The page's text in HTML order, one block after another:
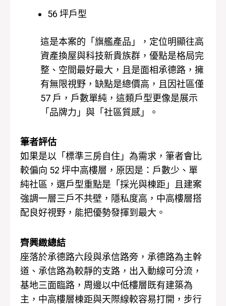
56 坪戶型
這是本案的「旗艦產品」，定位明顯往高
資產換屋與科技新貴族群，優點是格局完
整、空間最好最大，且是面相承德路，擁
有無限視野，缺點是總價高，且因社區僅
57 戶，戶數單純，這類戶型更像是展示
「品牌力」與「社區質感」。
筆者評估
如果是以「標準三房自住」為需求，筆者會比
較偏向 52 坪中高樓層，原因是：戶數少、單
純社區，選戶型重點是「採光與棟距」且建案
強調一層三戶不共壁，隱私度高，中高樓層搭
配良好視野，能把優勢發揮到最大。
齊興緻總結
座落於承德路六段與承信路旁，承德路為主幹
道、承信路為較靜的支路，出入動線可分流，
基地三面臨路，周邊以中低樓層既有建築為
主，中高樓層棟距與天際線較容易打開，步行